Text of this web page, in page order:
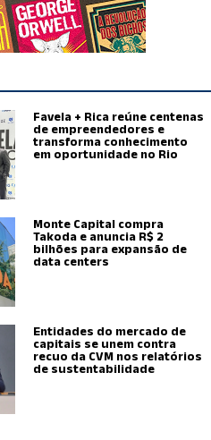
Favela + Rica reúne centenas
de empreendedores e
transforma conhecimento
em oportunidade no Rio
Monte Capital compra
Takoda e anuncia R$ 2
bilhões para expansão de
data centers
Entidades do mercado de
capitais se unem contra
recuo da CVM nos relatórios
de sustentabilidade